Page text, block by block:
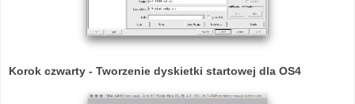
Korok czwarty - Tworzenie dyskietki startowej dla OS4